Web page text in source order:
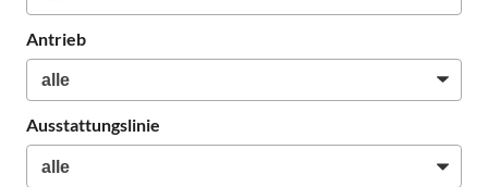
Antrieb
Ausstattungslinie